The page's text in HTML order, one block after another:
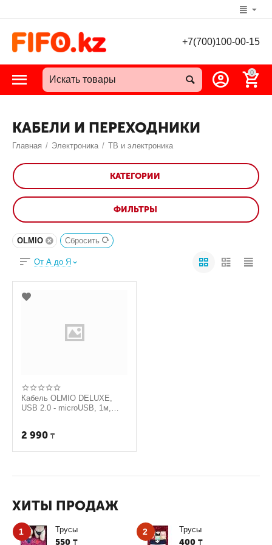
+7(700)100-00-15
0
КАБЕЛИ И ПЕРЕХОДНИКИ
Главная / Электроника / ТВ и электроника
КАТЕГОРИИ
ФИЛЬТРЫ
OLMIO Сбросить
От А до Я
Кабель OLMIO DELUXE,
USB 2.0 - microUSB, 1м,
2 990 ₸
ХИТЫ ПРОДАЖ
1 Трусы
550 ₸
2 Трусы
400 ₸